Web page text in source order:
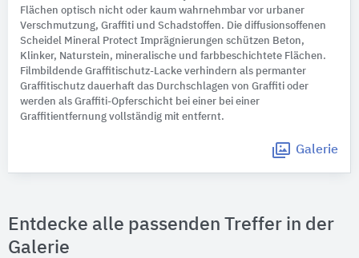
Flächen optisch nicht oder kaum wahrnehmbar vor urbaner
Verschmutzung, Graffiti und Schadstoffen. Die diffusionsoffenen
Scheidel Mineral Protect Imprägnierungen schützen Beton,
Klinker, Naturstein, mineralische und farbbeschichtete Flächen.
Filmbildende Graffitischutz-Lacke verhindern als permanter
Graffitischutz dauerhaft das Durchschlagen von Graffiti oder
werden als Graffiti-Opferschicht bei einer bei einer
Graffitientfernung vollständig mit entfernt.
Galerie
Entdecke alle passenden Treffer in der
Galerie